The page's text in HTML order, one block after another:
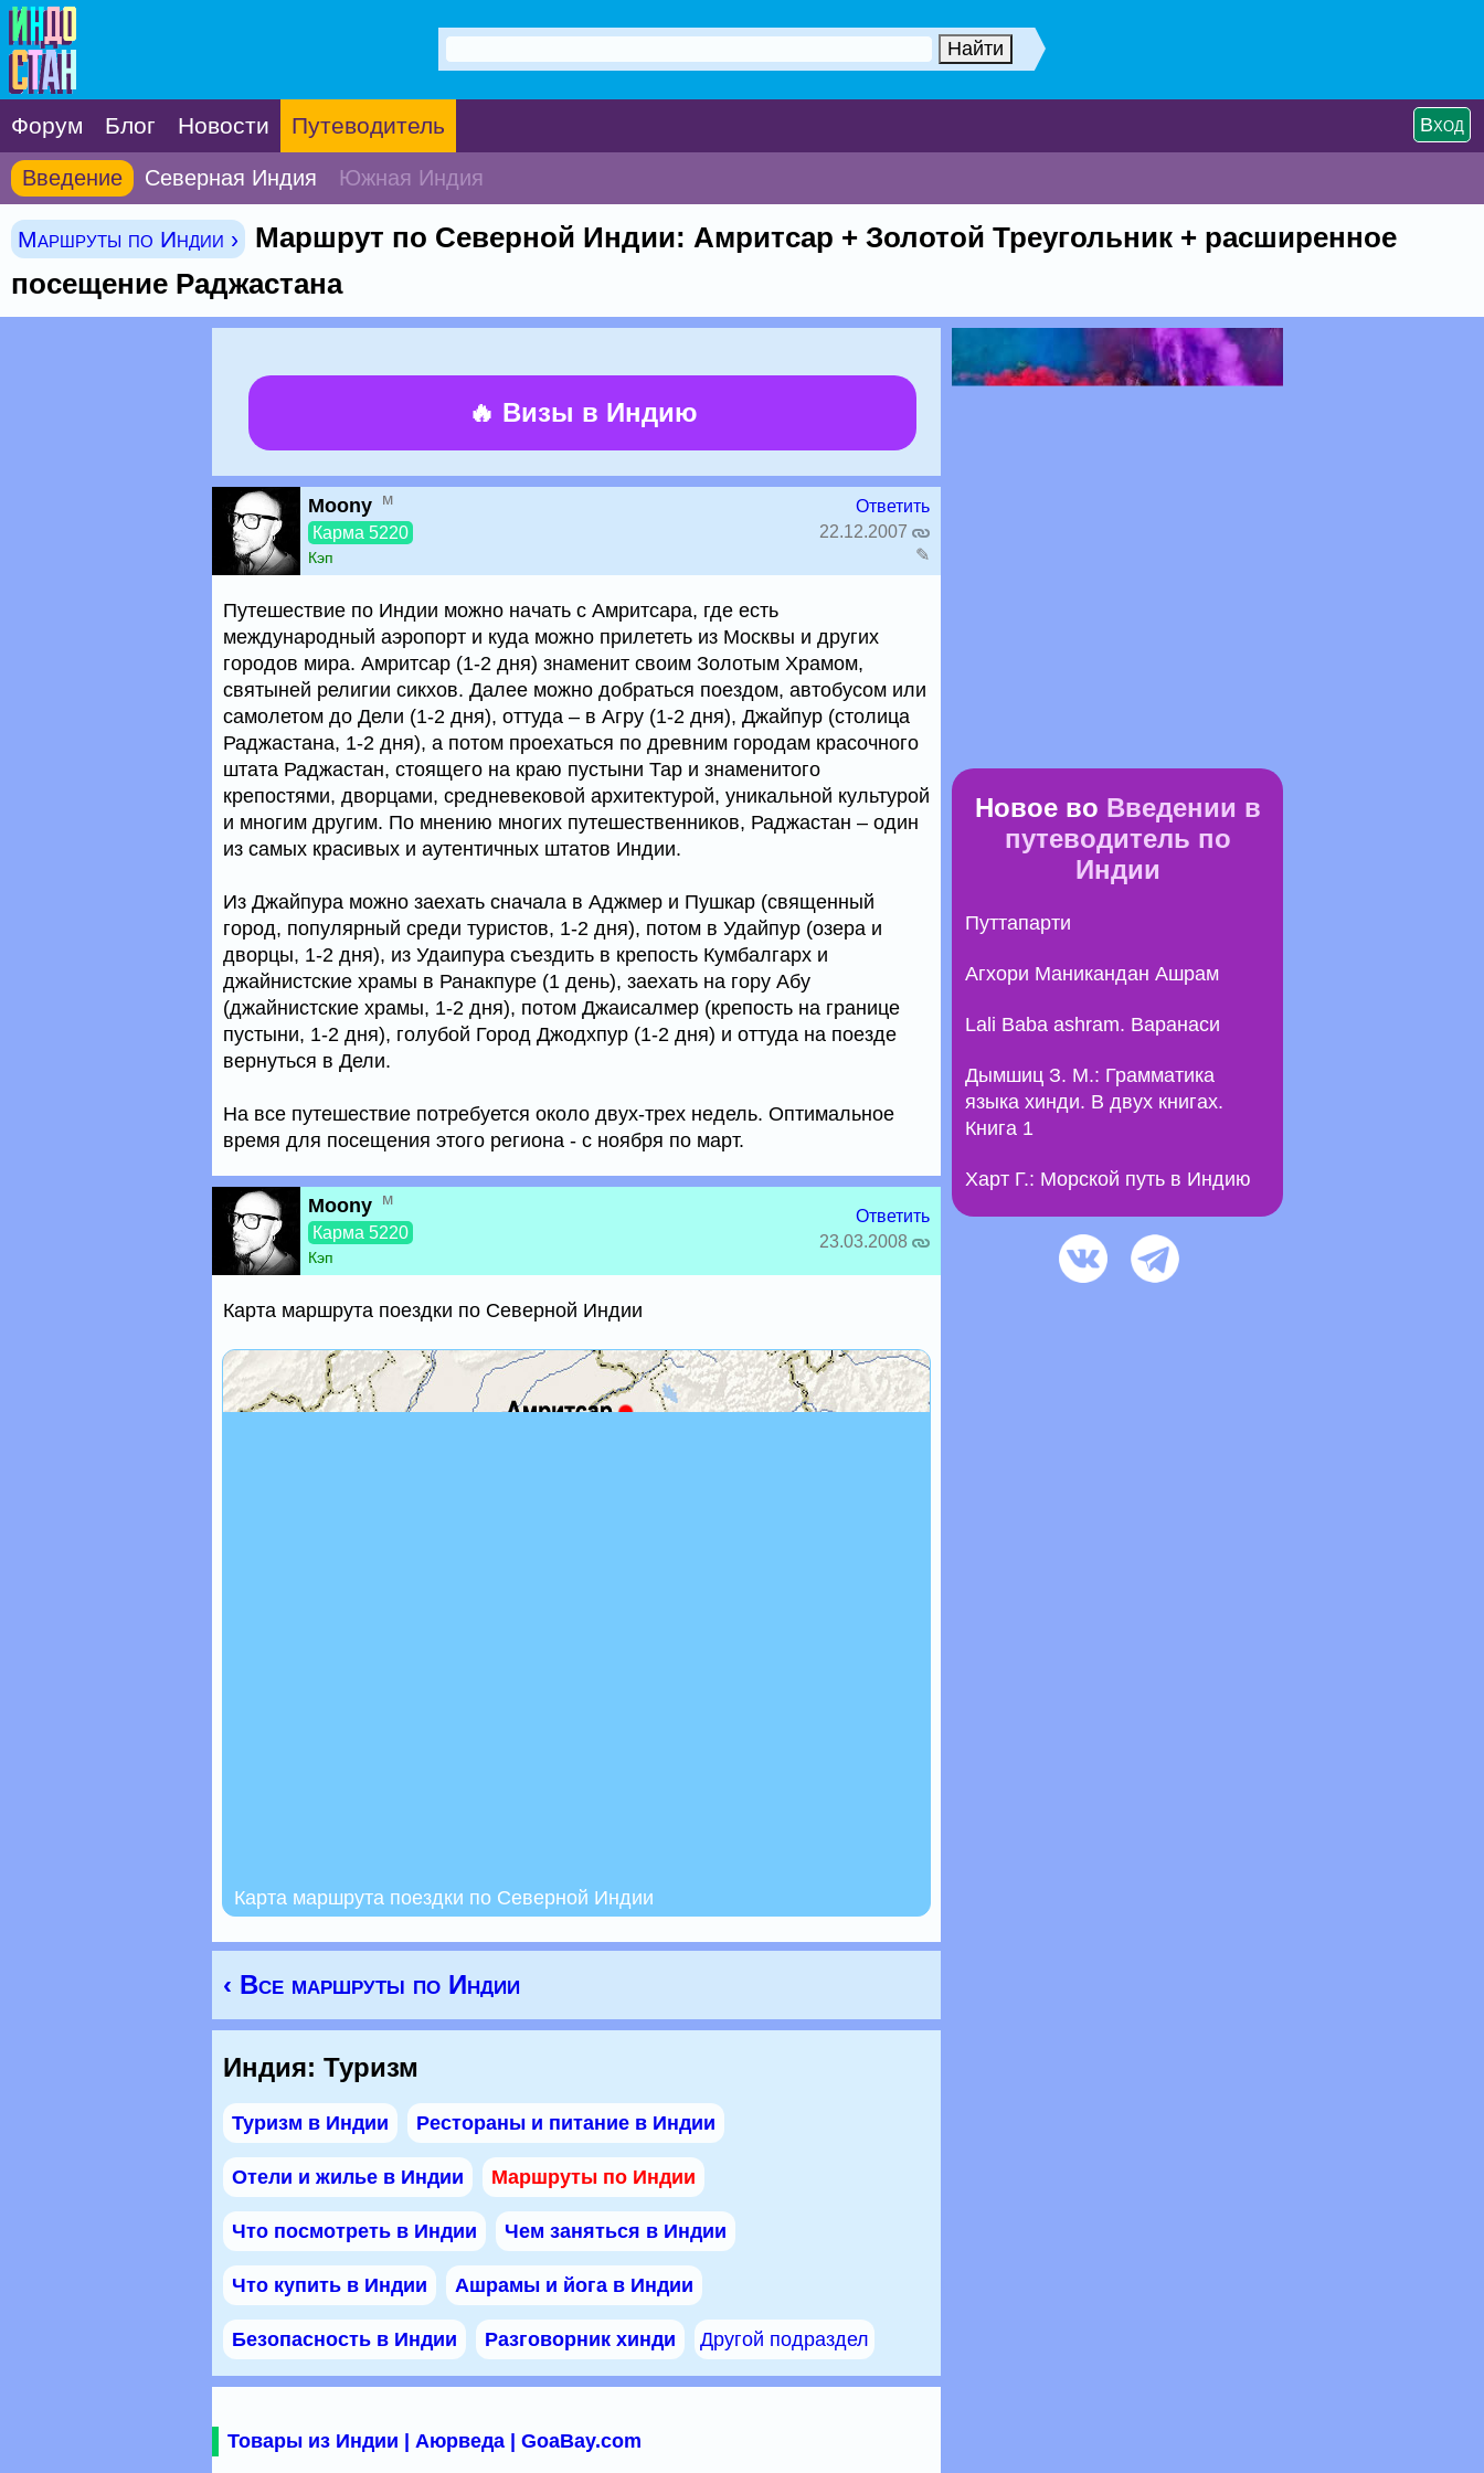
Форум Блог Новости Путеводитель Вход
Введение Северная Индия Южная Индия
Маршруты по Индии ›
Маршрут по Северной Индии: Амритсар + Золотой Треугольник + расширенное
посещение Раджастана
🔥 Визы в Индию
Moony м
Карма 5220
Кэп
Ответить
22.12.2007
✎
Путешествие по Индии можно начать с Амритсара, где есть
международный аэропорт и куда можно прилететь из Москвы и других
городов мира. Амритсар (1-2 дня) знаменит своим Золотым Храмом,
святыней религии сикхов. Далее можно добраться поездом, автобусом или
самолетом до Дели (1-2 дня), оттуда – в Агру (1-2 дня), Джайпур (столица
Раджастана, 1-2 дня), а потом проехаться по древним городам красочного
штата Раджастан, стоящего на краю пустыни Тар и знаменитого
крепостями, дворцами, средневековой архитектурой, уникальной культурой
и многим другим. По мнению многих путешественников, Раджастан – один
из самых красивых и аутентичных штатов Индии.
Из Джайпура можно заехать сначала в Аджмер и Пушкар (священный
город, популярный среди туристов, 1-2 дня), потом в Удайпур (озера и
дворцы, 1-2 дня), из Удаипура съездить в крепость Кумбалгарх и
джайнистские храмы в Ранакпуре (1 день), заехать на гору Абу
(джайнистские храмы, 1-2 дня), потом Джаисалмер (крепость на границе
пустыни, 1-2 дня), голубой Город Джодхпур (1-2 дня) и оттуда на поезде
вернуться в Дели.
На все путешествие потребуется около двух-трех недель. Оптимальное
время для посещения этого региона - с ноября по март.
Moony м
Карма 5220
Кэп
Ответить
23.03.2008
Карта маршрута поездки по Северной Индии
Карта маршрута поездки по Северной Индии
‹ Все маршруты по Индии
Индия: Туризм
Туризм в Индии Рестораны и питание в Индии
Отели и жилье в Индии Маршруты по Индии
Что посмотреть в Индии Чем заняться в Индии
Что купить в Индии Ашрамы и йога в Индии
Безопасность в Индии Разговорник хинди Другой подраздел
Товары из Индии | Аюрведа | GoaBay.com
Новое во Введении в
путеводитель по
Индии
Путтапарти
Агхори Маникандан Ашрам
Lali Baba ashram. Варанаси
Дымшиц З. М.: Грамматика
языка хинди. В двух книгах.
Книга 1
Харт Г.: Морской путь в Индию